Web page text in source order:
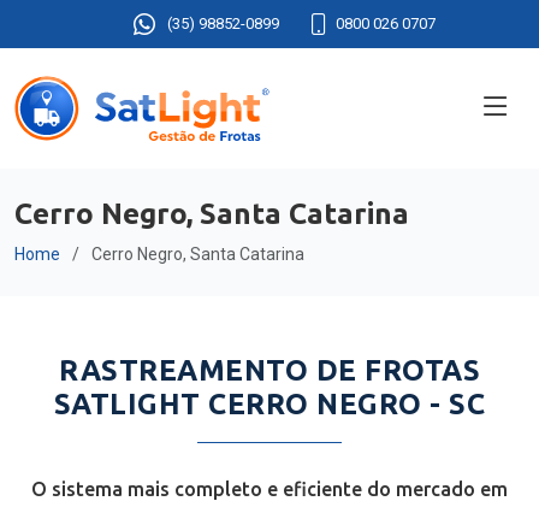
(35) 98852-0899 0800 026 0707
Cerro Negro, Santa Catarina
Home Cerro Negro, Santa Catarina
RASTREAMENTO DE FROTAS
SATLIGHT CERRO NEGRO - SC
O sistema mais completo e eficiente do mercado em